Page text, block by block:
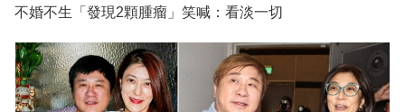
不婚不生「發現2顆腫瘤」笑喊：看淡一切